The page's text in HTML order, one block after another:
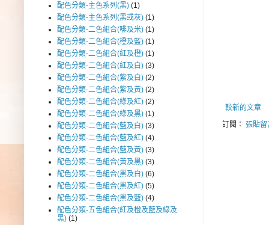
較新的文章
訂閱： 張貼留
配色分類-主色系列(黑) (1)
配色分類-主色系列(黑或灰) (1)
配色分類-二色組合(啡及米) (1)
配色分類-二色組合(橙及藍) (1)
配色分類-二色組合(紅及橙) (1)
配色分類-二色組合(紅及白) (3)
配色分類-二色組合(紫及白) (2)
配色分類-二色組合(紫及黃) (2)
配色分類-二色組合(綠及紅) (2)
配色分類-二色組合(綠及黑) (1)
配色分類-二色組合(藍及白) (3)
配色分類-二色組合(藍及紅) (4)
配色分類-二色組合(藍及黃) (3)
配色分類-二色組合(黃及黑) (3)
配色分類-二色組合(黑及白) (6)
配色分類-二色組合(黑及紅) (5)
配色分類-二色組合(黑及藍) (4)
配色分類-五色組合(紅及橙及藍及綠及
黑) (1)